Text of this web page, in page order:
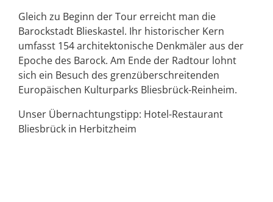
Gleich zu Beginn der Tour erreicht man die
Barockstadt Blieskastel. Ihr historischer Kern
umfasst 154 architektonische Denkmäler aus der
Epoche des Barock. Am Ende der Radtour lohnt
sich ein Besuch des grenzüberschreitenden
Europäischen Kulturparks Bliesbrück-Reinheim.
Unser Übernachtungstipp: Hotel-Restaurant
Bliesbrück in Herbitzheim